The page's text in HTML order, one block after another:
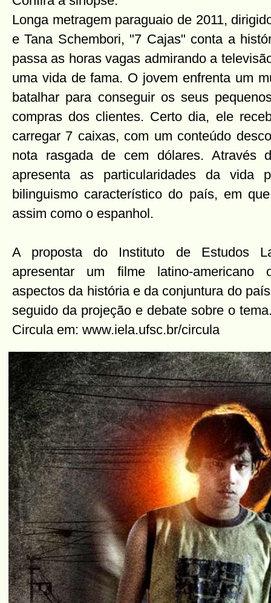
Longa metragem paraguaio de 2011,
e Tana Schembori, "7 Cajas" conta a
passa as horas vagas admirando a
uma vida de fama. O jovem enfrenta um
batalhar para conseguir os seus
compras dos clientes. Certo dia, ele
carregar 7 caixas, com um conteúdo
nota rasgada de cem dólares. Através
apresenta as particularidades da vida
bilinguismo característico do país, em
assim como o espanhol.
A proposta do Instituto de Estudos
apresentar um filme latino-americano
aspectos da história e da conjuntura do
seguido da projeção e debate sobre o
Circula em: www.iela.ufsc.br/circula